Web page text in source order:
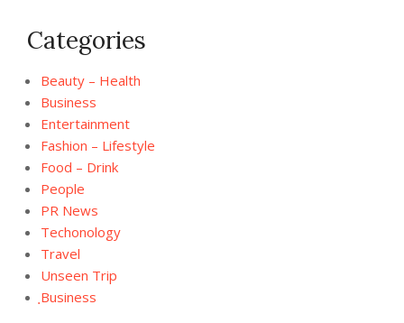
Categories
Beauty – Health
Business
Entertainment
Fashion – Lifestyle
Food – Drink
People
PR News
Techonology
Travel
Unseen Trip
ฺBusiness